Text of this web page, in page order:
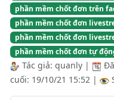
phần mềm chốt đơn trên
phần mềm chốt đơn
phần mềm chốt đơn
phần mềm chốt đơn tự
Tác giả: quanly |
cuối: 19/10/21 15:52 |